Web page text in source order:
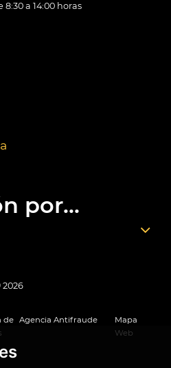
8:30 a 14:00 horas
por...
2026
de Agencia Antifraude
Mapa
Web